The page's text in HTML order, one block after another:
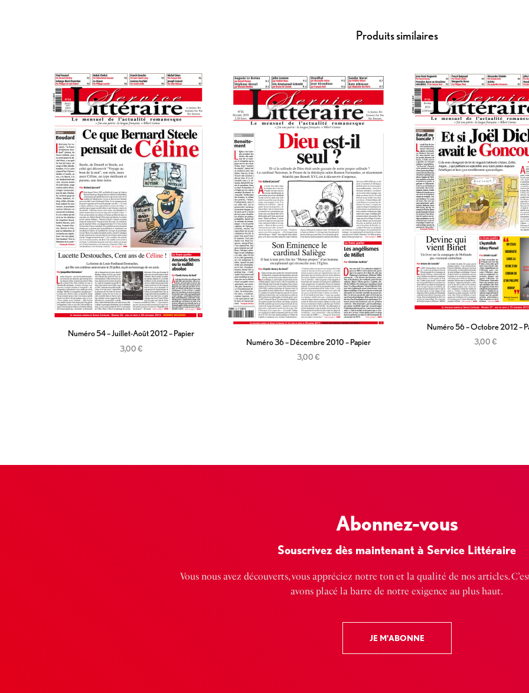
Produits similaires
Numéro 54 – Juillet-Août 2012 – Papier
3,00€
Numéro 36 – Décembre 2010 – Papier
3,00€
Numéro 56 – Octobre 2012 –
3,00€
Abonnez-vous
Souscrivez dès maintenant à Service Littéraire
Vous nous avez découverts, vous appréciez notre ton et la qualité de nos articles.
avons placé la barre de notre exigence au plus haut.
JE M'ABONNE